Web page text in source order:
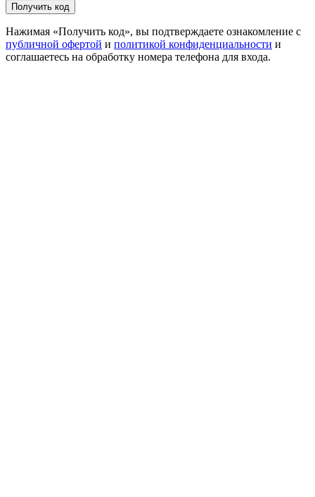
Получить код
Нажимая «Получить код», вы подтверждаете ознакомление с
публичной офертой и политикой конфиденциальности и
соглашаетесь на обработку номера телефона для входа.